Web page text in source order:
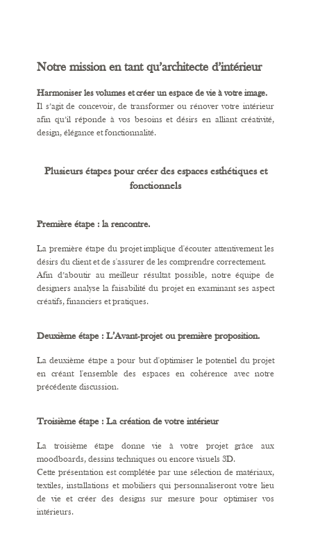
Notre mission en tant qu’architecte d’intérieur
Harmoniser les volumes et créer un espace de vie à votre image.
Il s’agit de concevoir, de transformer ou rénover votre intérieur
afin qu’il réponde à vos besoins et désirs en alliant créativité,
design, élégance et fonctionnalité.
Plusieurs étapes pour créer des espaces esthétiques et
fonctionnels
Première étape : la rencontre.
La première étape du projet implique d'écouter attentivement les
désirs du client et de s'assurer de les comprendre correctement.
Afin d’aboutir au meilleur résultat possible, notre équipe de
designers analyse la faisabilité du projet en examinant ses aspect
créatifs, financiers et pratiques.
Deuxième étape : L’Avant-projet ou première proposition.
La deuxième étape a pour but d'optimiser le potentiel du projet
en créant l'ensemble des espaces en cohérence avec notre
précédente discussion.
Troisième étape : La création de votre intérieur
La troisième étape donne vie à votre projet grâce aux
moodboards, dessins techniques ou encore visuels 3D.
Cette présentation est complétée par une sélection de matériaux,
textiles, installations et mobiliers qui personnaliseront votre lieu
de vie et créer des designs sur mesure pour optimiser vos
intérieurs.